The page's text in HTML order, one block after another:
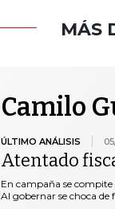
MÁS
Camilo
ÚLTIMO ANÁLISIS
Atentado
En campaña se compite
Al gobernar se choca de